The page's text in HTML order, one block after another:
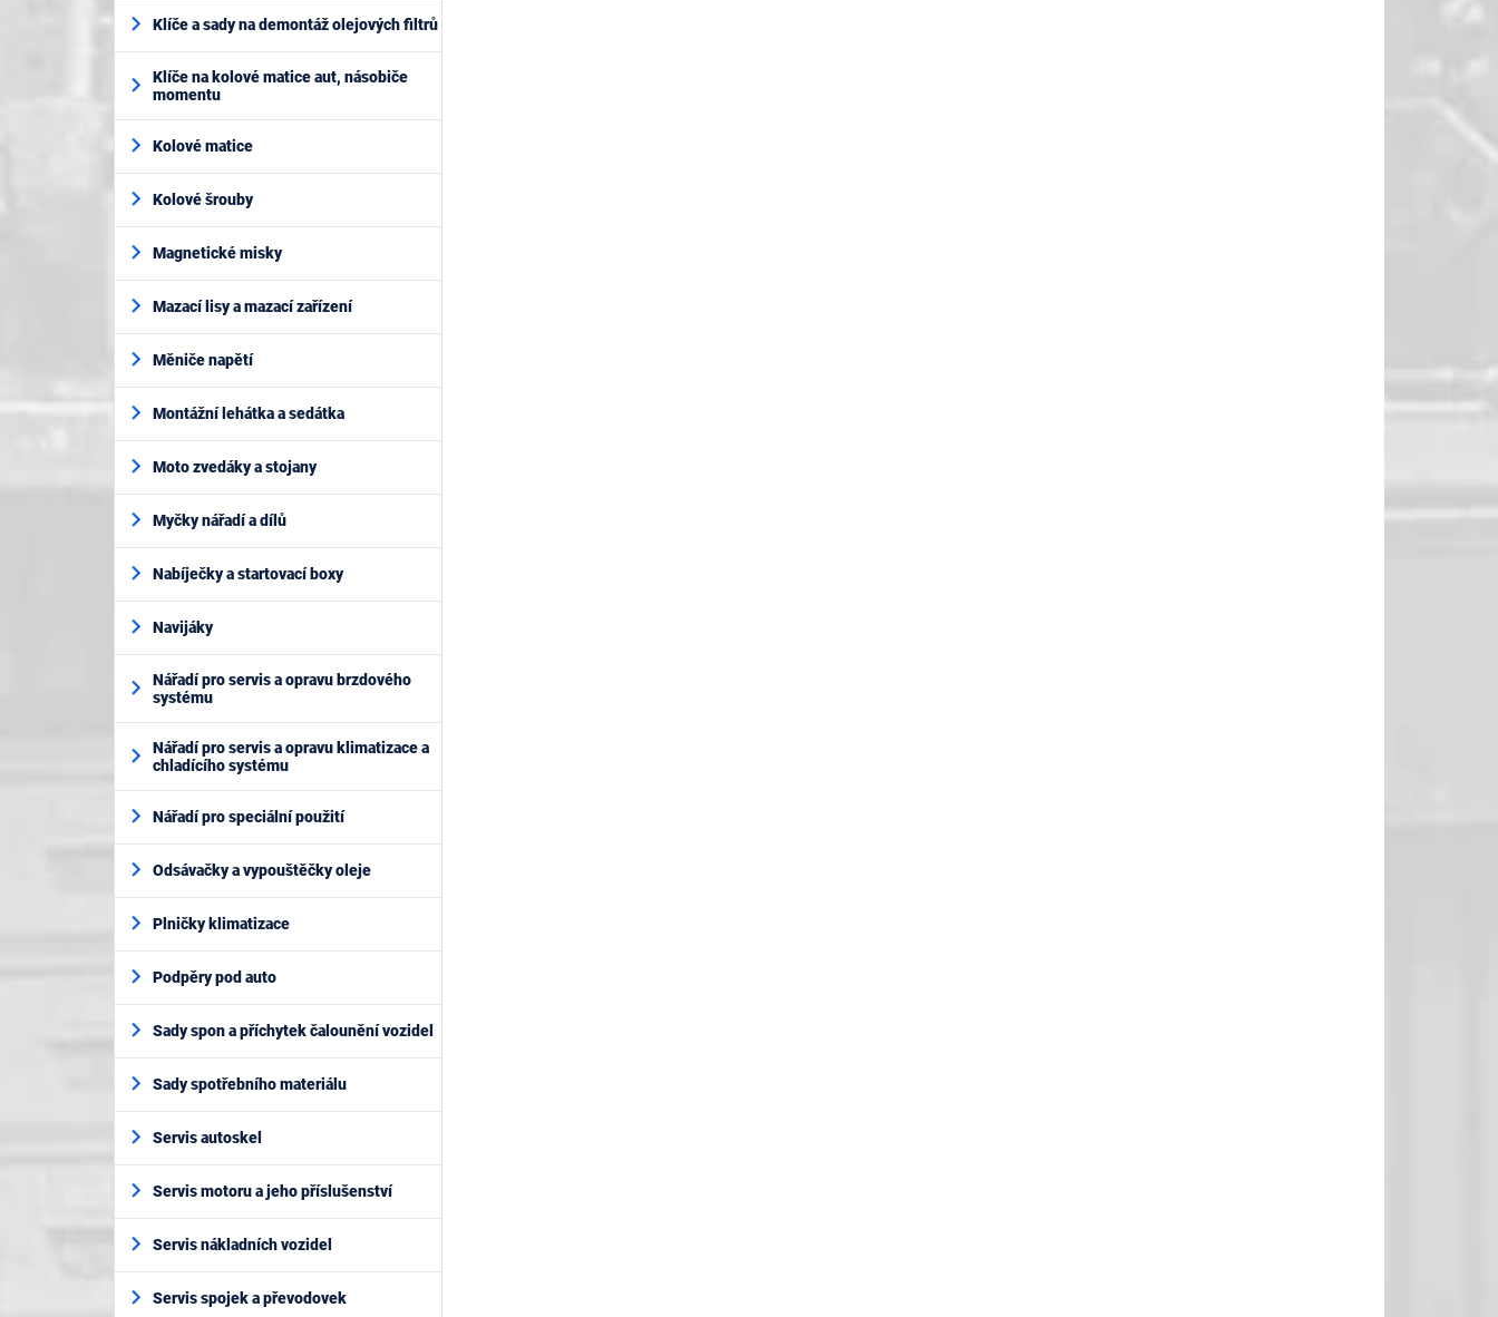
Klíče a sady na demontáž olejových filtrů
Klíče na kolové matice aut, násobiče
momentu
Kolové matice
Kolové šrouby
Magnetické misky
Mazací lisy a mazací zařízení
Měniče napětí
Montážní lehátka a sedátka
Moto zvedáky a stojany
Myčky nářadí a dílů
Nabíječky a startovací boxy
Navijáky
Nářadí pro servis a opravu brzdového
systému
Nářadí pro servis a opravu klimatizace a
chladícího systému
Nářadí pro speciální použití
Odsávačky a vypouštěčky oleje
Plničky klimatizace
Podpěry pod auto
Sady spon a příchytek čalounění vozidel
Sady spotřebního materiálu
Servis autoskel
Servis motoru a jeho příslušenství
Servis nákladních vozidel
Servis spojek a převodovek